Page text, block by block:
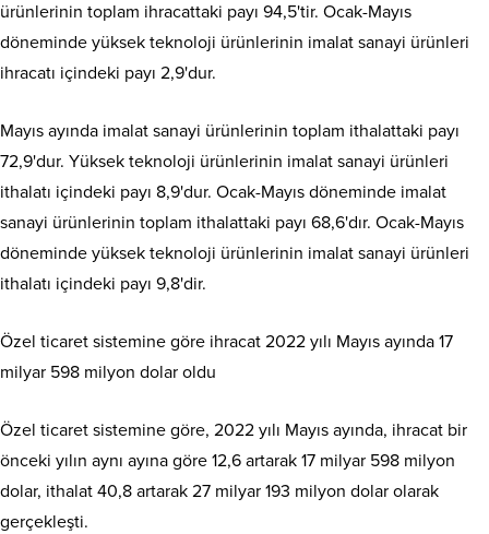
ürünlerinin toplam ihracattaki payı 94,5'tir. Ocak-Mayıs
döneminde yüksek teknoloji ürünlerinin imalat sanayi ürünleri
ihracatı içindeki payı 2,9'dur.
Mayıs ayında imalat sanayi ürünlerinin toplam ithalattaki payı
72,9'dur. Yüksek teknoloji ürünlerinin imalat sanayi ürünleri
ithalatı içindeki payı 8,9'dur. Ocak-Mayıs döneminde imalat
sanayi ürünlerinin toplam ithalattaki payı 68,6'dır. Ocak-Mayıs
döneminde yüksek teknoloji ürünlerinin imalat sanayi ürünleri
ithalatı içindeki payı 9,8'dir.
Özel ticaret sistemine göre ihracat 2022 yılı Mayıs ayında 17
milyar 598 milyon dolar oldu
Özel ticaret sistemine göre, 2022 yılı Mayıs ayında, ihracat bir
önceki yılın aynı ayına göre 12,6 artarak 17 milyar 598 milyon
dolar, ithalat 40,8 artarak 27 milyar 193 milyon dolar olarak
gerçekleşti.